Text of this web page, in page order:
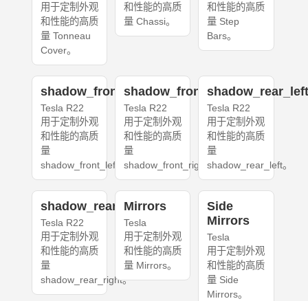
用于定制外观
和性能的高质
量 Tonneau
Cover。
和性能的高质
量 Chassi。
和性能的高质
量 Step
Bars。
shadow_front_left
Tesla R22
用于定制外观
和性能的高质
量
shadow_front_left。
shadow_front_right
Tesla R22
用于定制外观
和性能的高质
量
shadow_front_right。
Tesla R22
用于定制外观
和性能的高质
量
shadow_rear_left。
shadow_rear_right
Tesla R22
用于定制外观
和性能的高质
量
shadow_rear_right。
Mirrors
Tesla
用于定制外观
和性能的高质
量 Mirrors。
Side
Mirrors
Tesla
用于定制外观
和性能的高质
量 Side
Mirrors。